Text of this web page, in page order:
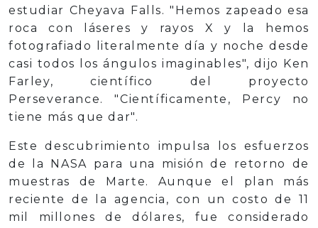
estudiar Cheyava Falls. "Hemos zapeado esa
roca con láseres y rayos X y la hemos
fotografiado literalmente día y noche desde
casi todos los ángulos imaginables", dijo Ken
Farley, científico del proyecto
Perseverance. "Científicamente, Percy no
tiene más que dar".
Este descubrimiento impulsa los esfuerzos
de la NASA para una misión de retorno de
muestras de Marte. Aunque el plan más
reciente de la agencia, con un costo de 11
mil millones de dólares, fue considerado